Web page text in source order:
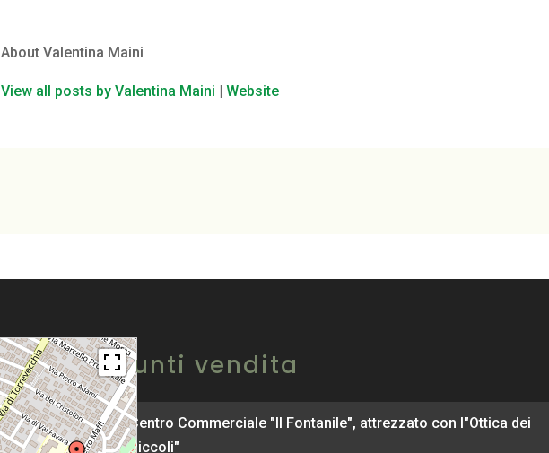
About Valentina Maini
View all posts by Valentina Maini |Website
Punti vendita
Centro Commerciale "Il Fontanile", attrezzato con l"Ottica dei
Piccoli"